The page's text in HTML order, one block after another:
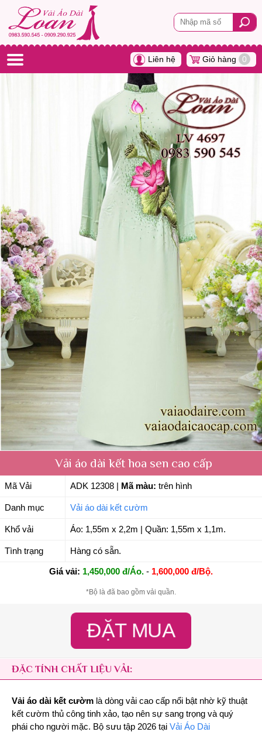
Liên hệ Giỏ hàng 0
Vải áo dài kết hoa sen cao cấp
Mã Vải ADK 12308 Mã màu: trên hình
Danh mục Vải áo dài kết cườm
Khổ vải Áo: 1,55m x 2,2m | Quần: 1,55m x 1,1m.
Tình trạng Hàng có sẵn.
Giá vải: 1,450,000 đ/Áo. - 1,600,000 đ/Bộ.
*Bộ là đã bao gồm vải quần.
ĐẶT MUA
ĐẶC TÍNH CHẤT LIỆU VẢI:
Vải áo dài kết cườm là dòng vải cao cấp nổi bật nhờ kỹ thuật
kết cườm thủ công tinh xảo, tạo nên sự sang trọng và quý
phái cho người mặc. Bộ sưu tập 2026 tại Vải Áo Dài